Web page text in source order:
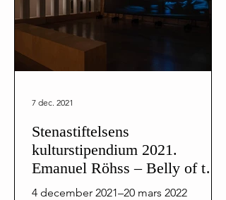
Stenastiftelsens
kulturstipendium 2021.
Emanuel Röhss – Belly of the
Beast
4 december 2021–20 mars 2022
7 dec. 2021